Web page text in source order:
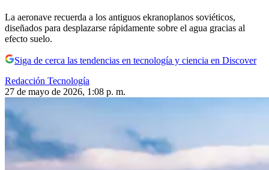
La aeronave recuerda a los antiguos ekranoplanos soviéticos,
diseñados para desplazarse rápidamente sobre el agua gracias al
efecto suelo.
Siga de cerca las tendencias en tecnología y ciencia en Discover
Redacción Tecnología
27 de mayo de 2026, 1:08 p. m.